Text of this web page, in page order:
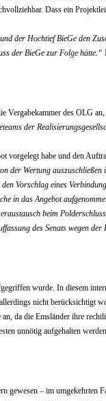
Dass ein
der Hochtief BieGe den
der BieGe zur Folge hätte.“
Vergabekammer des OLG an,
der
habe und den
der Wertung
Vorschlag eines
in das Angebot
beim
des Senats wegen
wurde. In diesem
nicht berücksichtigt
da die Emsländer ihre
unnötig aufgehalten
– im umgekehrten